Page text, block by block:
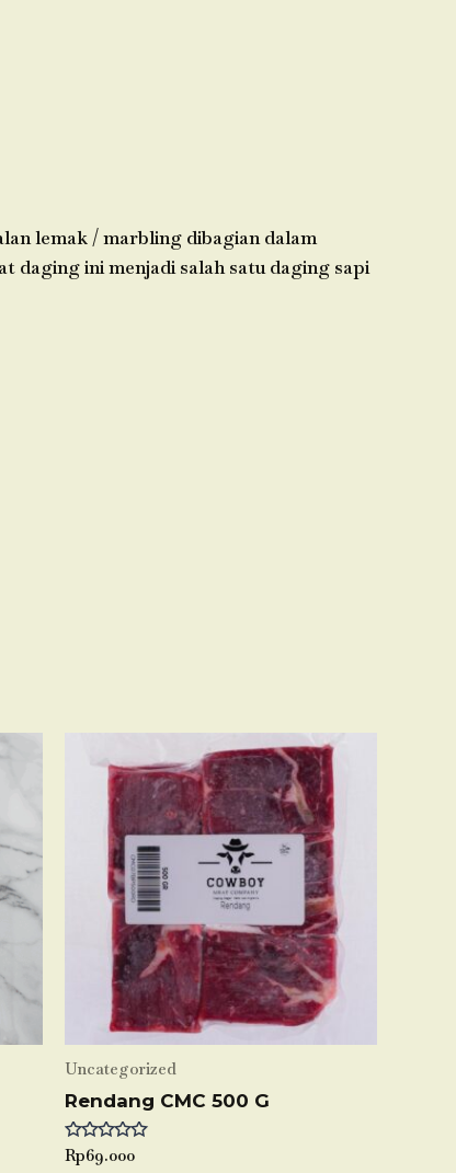
lemak / marbling dibagian dalam
daging ini menjadi salah satu daging sapi
Uncategorized
Rendang CMC 500 G
Rated
Rp69.000